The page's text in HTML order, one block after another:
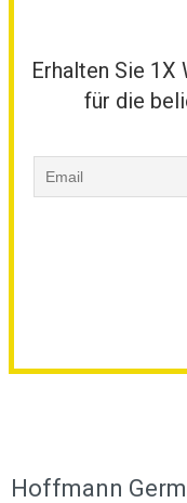
Erhalten Sie 1X
für die
Hoffmann